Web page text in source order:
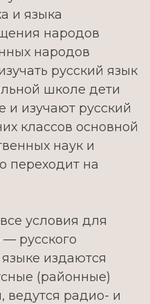
и языка
народов
народов
русский язык
школе дети
и изучают русский
классов основной
наук и
переходит на
условия для
русского
издаются
(районные)
ведутся радио- и